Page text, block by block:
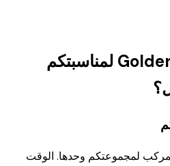
لماذا GoldenSunsetTour لمناسبتكم
لمجموعتكم وحدها. الوقت